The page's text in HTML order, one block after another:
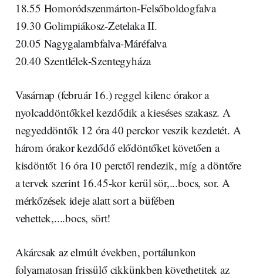
18.55 Homoródszenmárton-Felsőboldogfalva
19.30 Golimpiákosz-Zetelaka II.
20.05 Nagygalambfalva-Máréfalva
20.40 Szentlélek-Szentegyháza
Vasárnap (február 16.) reggel kilenc órakor a
nyolcaddöntőkkel kezdődik a kieséses szakasz. A
negyeddöntők 12 óra 40 perckor veszik kezdetét. A
három órakor kezdődő elődöntőket követően a
kisdöntőt 16 óra 10 perctől rendezik, míg a döntőre
a tervek szerint 16.45-kor kerül sör,...bocs, sor. A
mérkőzések ideje alatt sort a büfében
vehettek,....bocs, sört!
Akárcsak az elmúlt években, portálunkon
folyamatosan frissülő cikkünkben követhetitek az